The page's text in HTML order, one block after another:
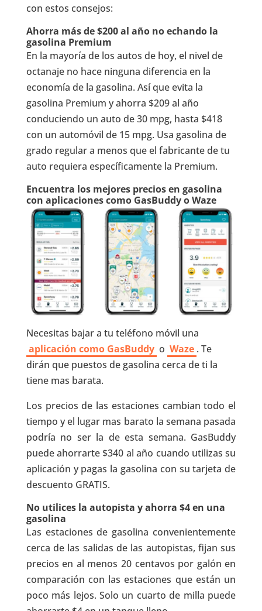
con estos consejos:
Ahorra más de $200 al año no echando la
gasolina Premium
En la mayoría de los autos de hoy, el nivel de
octanaje no hace ninguna diferencia en la
economía de la gasolina. Así que evita la
gasolina Premium y ahorra $209 al año
conduciendo un auto de 30 mpg, hasta $418
con un automóvil de 15 mpg. Usa gasolina de
grado regular a menos que el fabricante de tu
auto requiera específicamente la Premium.
Encuentra los mejores precios en gasolina
con aplicaciones como GasBuddy o Waze
Necesitas bajar a tu teléfono móvil una
aplicación como GasBuddy o Waze . Te
dirán que puestos de gasolina cerca de ti la
tiene mas barata.
Los precios de las estaciones cambian todo el
tiempo y el lugar mas barato la semana pasada
podría no ser la de esta semana. GasBuddy
puede ahorrarte $340 al año cuando utilizas su
aplicación y pagas la gasolina con su tarjeta de
descuento GRATIS.
No utilices la autopista y ahorra $4 en una
gasolina
Las estaciones de gasolina convenientemente
cerca de las salidas de las autopistas, fijan sus
precios en al menos 20 centavos por galón en
comparación con las estaciones que están un
poco más lejos. Solo un cuarto de milla puede